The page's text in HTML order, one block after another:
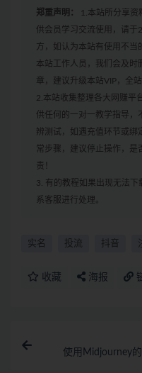
郑重声明：
1.本站所分享资
供会员学习交流使用，请于
方，如认为本站有使用不当
本站工作人员，我们会及时
章，建议升级本站VIP，全
2.本站收集整理各大网赚平
供任何的一对一教学指导，
辨测试，如遇充值环节或绑
常步骤，建议停止操作，是
责！
3. 有的教程如果出现无法
系客服进行处理。
实名 投流 抖音
收藏 海报
使用Midjourney